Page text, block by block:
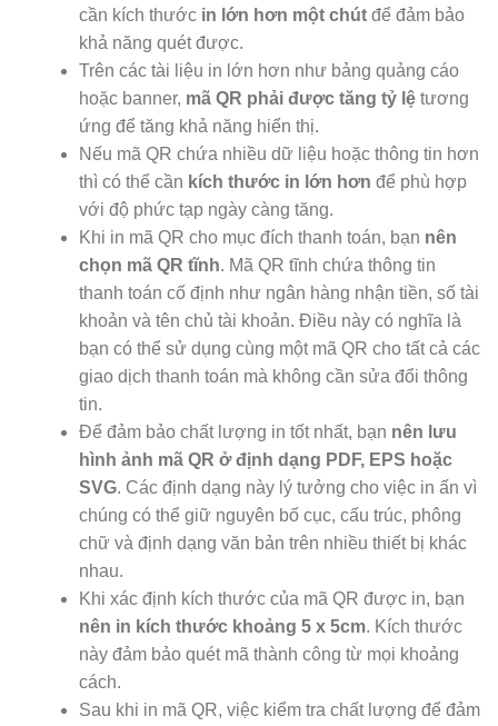
cần kích thước in lớn hơn một chútđể đảm bảo
khả năng quét được.
Trên các tài liệu in lớn hơn như bảng quảng cáo
hoặc banner, mã QR phải được tăng tỷ lệtương
ứng để tăng khả năng hiển thị.
Nếu mã QR chứa nhiều dữ liệu hoặc thông tin hơn
thì có thể cần kích thước in lớn hơn để phù hợp
với độ phức tạp ngày càng tăng.
Khi in mã QR cho mục đích thanh toán, bạn nên
chọn mã QR tĩnh. Mã QR tĩnh chứa thông tin
thanh toán cố định như ngân hàng nhận tiền, số tài
khoản và tên chủ tài khoản. Điều này có nghĩa là
bạn có thể sử dụng cùng một mã QR cho tất cả các
giao dịch thanh toán mà không cần sửa đổi thông
tin.
Để đảm bảo chất lượng in tốt nhất, bạn nên lưu
hình ảnh mã QR ở định dạng PDF, EPS hoặc
SVG. Các định dạng này lý tưởng cho việc in ấn vì
chúng có thể giữ nguyên bố cục, cấu trúc, phông
chữ và định dạng văn bản trên nhiều thiết bị khác
nhau.
Khi xác định kích thước của mã QR được in, bạn
nên in kích thước khoảng 5 x 5cm. Kích thước
này đảm bảo quét mã thành công từ mọi khoảng
cách.
Sau khi in mã QR, việc kiểm tra chất lượng để đảm